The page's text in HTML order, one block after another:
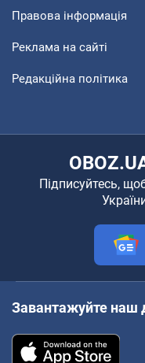
Правова інформація
Реклама на сайті
Редакційна політика
Підписуйтесь,
Завантажуйте наш